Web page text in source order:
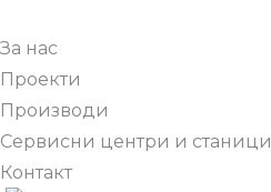
За нас
Проекти
Производи
Сервисни центри и станици
Контакт